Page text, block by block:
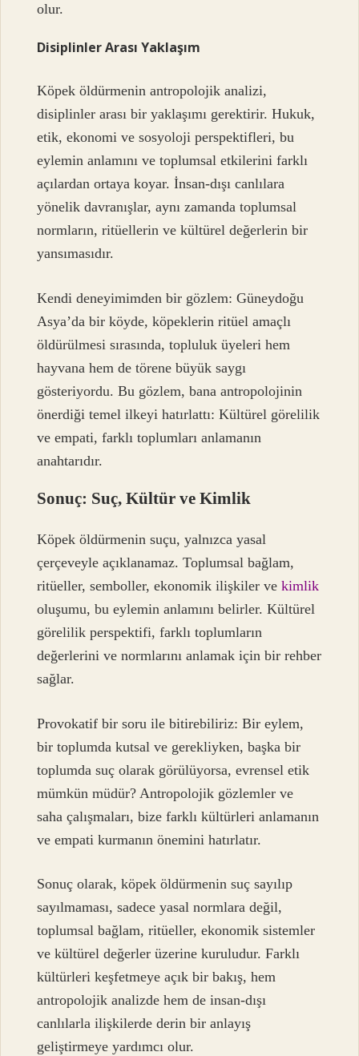
olur.
Disiplinler Arası Yaklaşım
Köpek öldürmenin antropolojik analizi,
disiplinler arası bir yaklaşımı gerektirir. Hukuk,
etik, ekonomi ve sosyoloji perspektifleri, bu
eylemin anlamını ve toplumsal etkilerini farklı
açılardan ortaya koyar. İnsan-dışı canlılara
yönelik davranışlar, aynı zamanda toplumsal
normların, ritüellerin ve kültürel değerlerin bir
yansımasıdır.
Kendi deneyimimden bir gözlem: Güneydoğu
Asya’da bir köyde, köpeklerin ritüel amaçlı
öldürülmesi sırasında, topluluk üyeleri hem
hayvana hem de törene büyük saygı
gösteriyordu. Bu gözlem, bana antropolojinin
önerdiği temel ilkeyi hatırlattı: Kültürel görelilik
ve empati, farklı toplumları anlamanın
anahtarıdır.
Sonuç: Suç, Kültür ve Kimlik
Köpek öldürmenin suçu, yalnızca yasal
çerçeveyle açıklanamaz. Toplumsal bağlam,
ritüeller, semboller, ekonomik ilişkiler vekimlik
oluşumu, bu eylemin anlamını belirler. Kültürel
görelilik perspektifi, farklı toplumların
değerlerini ve normlarını anlamak için bir rehber
sağlar.
Provokatif bir soru ile bitirebiliriz: Bir eylem,
bir toplumda kutsal ve gerekliyken, başka bir
toplumda suç olarak görülüyorsa, evrensel etik
mümkün müdür? Antropolojik gözlemler ve
saha çalışmaları, bize farklı kültürleri anlamanın
ve empati kurmanın önemini hatırlatır.
Sonuç olarak, köpek öldürmenin suç sayılıp
sayılmaması, sadece yasal normlara değil,
toplumsal bağlam, ritüeller, ekonomik sistemler
ve kültürel değerler üzerine kuruludur. Farklı
kültürleri keşfetmeye açık bir bakış, hem
antropolojik analizde hem de insan-dışı
canlılarla ilişkilerde derin bir anlayış
geliştirmeye yardımcı olur.